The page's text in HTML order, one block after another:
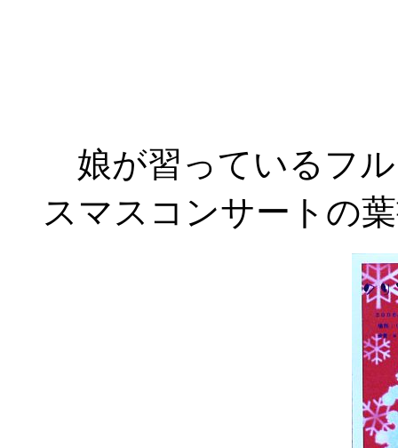
娘が習っているフ
スマスコンサートの